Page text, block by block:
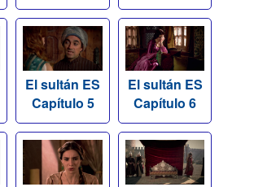
El sultán ES
Capítulo 5
El sultán ES
Capítulo 6